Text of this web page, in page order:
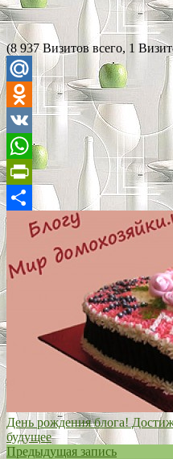
(8 937 Визитов всего, 1
Mail.Ru
Odnoklassniki
VK
WhatsApp
PrintFriendly
Отправить
День рождения блога!
будущее
Предыдущая запись